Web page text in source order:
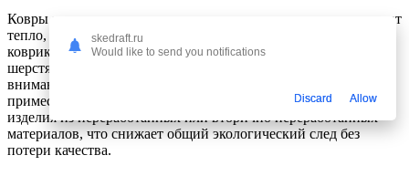
Ковры и текстиль из льна, хлопка или шерсти не только звучат
тепло, но и работают как регуляторы микроклимата. Льняной
коврик добавляет текстурности и прохлады летом, а
шерстяной — уютной теплоте зимой. Важно обращать
внимание на сертификации и отсутствие синтетических
примесей в наполнителях. Хорошим вариантом являются
изделия из переработанных или вторично переработанных
материалов, что снижает общий экологический след без
потери качества.
skedraft.ru
Would like to send you notifications
Discard Allow